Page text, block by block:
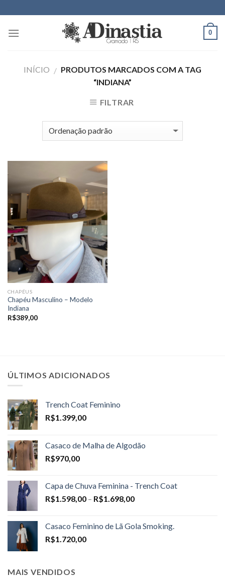
to
content
0
INÍCIO / PRODUTOS MARCADOS COM A TAG
“INDIANA”
FILTRAR
CHAPÉUS
Chapéu Masculino – Modelo
Indiana
R$389,00
ÚLTIMOS ADICIONADOS
Trench Coat Feminino
R$1.399,00
Casaco de Malha de Algodão
R$970,00
Capa de Chuva Feminina - Trench Coat
R$1.598,00 – R$1.698,00Price
through
Casaco Feminino de Lã Gola Smoking.
R$1.720,00
MAIS VENDIDOS